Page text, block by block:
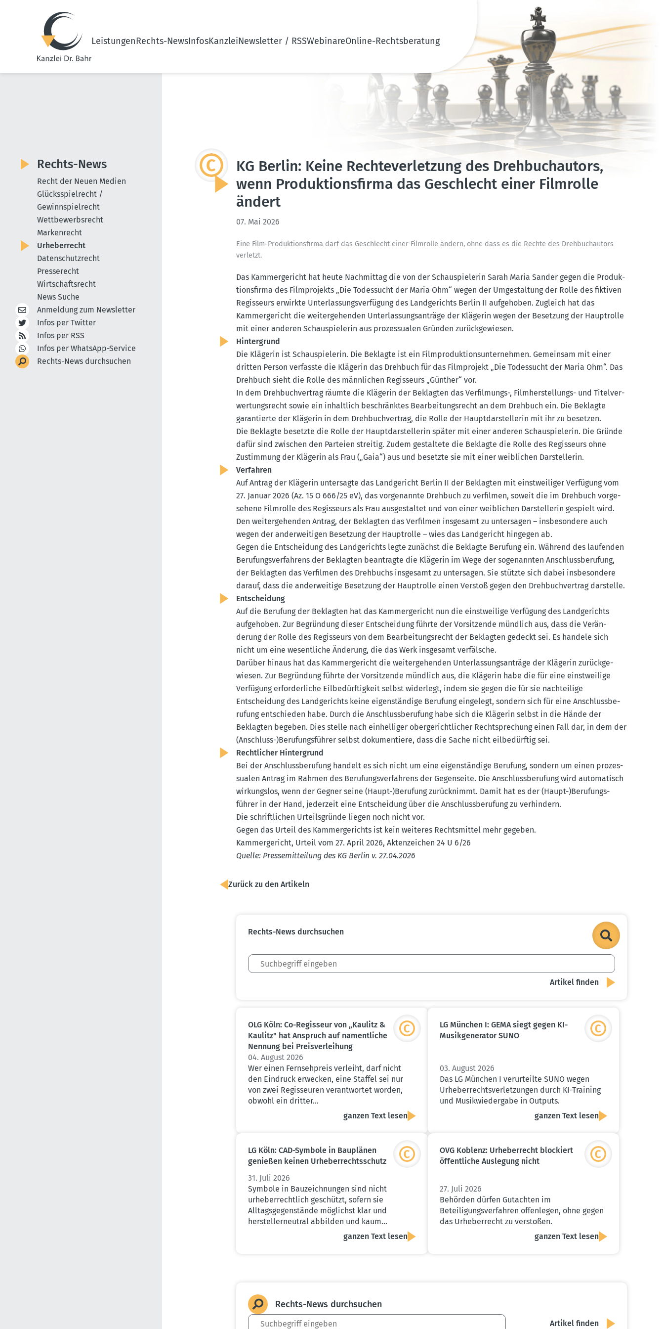
LeistungenRechts-NewsInfosKanzleiNewsletter / RSSWebinareOnline-Rechtsberatung
KG Berlin: Keine Rechte­ver­letzung des Drehbuch­autors,
wenn Produk­ti­ons­firma das Geschlecht einer Filmrolle
ändert
07. Mai 2026
Eine Film-Produk­ti­ons­firma darf das Geschlecht einer Filmrolle ändern, ohne dass es die Rechte des Drehbuch­autors
verletzt.
Das Kammer­ge­richt hat heute Nachmittag die von der Schau­spie­lerin Sarah Maria Sander gegen die Produk­
ti­ons­firma des Filmpro­jekts „Die Todes­sucht der Maria Ohm“ wegen der Umgestaltung der Rolle des fiktiven
Regis­seurs erwirkte Unter­las­sungs­ver­fügung des Landge­richts Berlin II aufge­hoben. Zugleich hat das
Kammer­ge­richt die weiter­ge­henden Unter­las­sungs­an­träge der Klägerin wegen der Besetzung der Haupt­rolle
mit einer anderen Schau­spie­lerin aus prozes­sualen Gründen zurück­ge­wiesen.
Hinter­grund
Die Klägerin ist Schau­spie­lerin. Die Beklagte ist ein Filmpro­duk­ti­ons­un­ter­nehmen. Gemeinsam mit einer
dritten Person verfasste die Klägerin das Drehbuch für das Filmprojekt „Die Todes­sucht der Maria Ohm“. Das
Drehbuch sieht die Rolle des männlichen Regis­seurs „Günther“ vor.
In dem Drehbuch­vertrag räumte die Klägerin der Beklagten das Verfil­mungs-, Filmher­stel­lungs- und Titel­ver­
wer­tungs­recht sowie ein inhaltlich beschränktes Bearbei­tungs­recht an dem Drehbuch ein. Die Beklagte
garan­tierte der Klägerin in dem Drehbuch­vertrag, die Rolle der Haupt­dar­stel­lerin mit ihr zu besetzen.
Die Beklagte besetzte die Rolle der Haupt­dar­stel­lerin später mit einer anderen Schau­spie­lerin. Die Gründe
dafür sind zwischen den Parteien streitig. Zudem gestaltete die Beklagte die Rolle des Regis­seurs ohne
Zustimmung der Klägerin als Frau („Gaia“) aus und besetzte sie mit einer weiblichen Darstel­lerin.
Verfahren
Auf Antrag der Klägerin unter­sagte das Landge­richt Berlin II der Beklagten mit einst­wei­liger Verfügung vom
27. Januar 2026 (Az. 15 O 666/25 eV), das vorge­nannte Drehbuch zu verfilmen, soweit die im Drehbuch vorge­
sehene Filmrolle des Regis­seurs als Frau ausge­staltet und von einer weiblichen Darstel­lerin gespielt wird.
Den weiter­ge­henden Antrag, der Beklagten das Verfilmen insgesamt zu unter­sagen – insbe­sondere auch
wegen der ander­wei­tigen Besetzung der Haupt­rolle – wies das Landge­richt hingegen ab.
Gegen die Entscheidung des Landge­richts legte zunächst die Beklagte Berufung ein. Während des laufenden
Berufungs­ver­fahrens der Beklagten beantragte die Klägerin im Wege der sogenannten Anschluss­be­rufung,
der Beklagten das Verfilmen des Drehbuchs insgesamt zu unter­sagen. Sie stützte sich dabei insbe­sondere
darauf, dass die ander­weitige Besetzung der Haupt­rolle einen Verstoß gegen den Drehbuch­vertrag darstelle.
Entscheidung
Auf die Berufung der Beklagten hat das Kammer­ge­richt nun die einst­weilige Verfügung des Landge­richts
aufge­hoben. Zur Begründung dieser Entscheidung führte der Vorsit­zende mündlich aus, dass die Verän­
derung der Rolle des Regis­seurs von dem Bearbei­tungs­recht der Beklagten gedeckt sei. Es handele sich
nicht um eine wesent­liche Änderung, die das Werk insgesamt verfälsche.
Darüber hinaus hat das Kammer­ge­richt die weiter­ge­henden Unter­las­sungs­an­träge der Klägerin zurück­ge­
wiesen. Zur Begründung führte der Vorsit­zende mündlich aus, die Klägerin habe die für eine einst­weilige
Verfügung erfor­der­liche Eilbe­dürf­tigkeit selbst widerlegt, indem sie gegen die für sie nachteilige
Entscheidung des Landge­richts keine eigen­ständige Berufung eingelegt, sondern sich für eine Anschluss­be­
rufung entschieden habe. Durch die Anschluss­be­rufung habe sich die Klägerin selbst in die Hände der
Beklagten begeben. Dies stelle nach einhel­liger oberge­richt­licher Recht­spre­chung einen Fall dar, in dem der
(Anschluss-)Berufungs­führer selbst dokumen­tiere, dass die Sache nicht eilbe­dürftig sei.
Recht­licher Hinter­grund
Bei der Anschluss­be­rufung handelt es sich nicht um eine eigen­ständige Berufung, sondern um einen prozes­
sualen Antrag im Rahmen des Berufungs­ver­fahrens der Gegen­seite. Die Anschluss­be­rufung wird automa­tisch
wirkungslos, wenn der Gegner seine (Haupt-)Berufung zurück­nimmt. Damit hat es der (Haupt-)Berufungs­
führer in der Hand, jederzeit eine Entscheidung über die Anschluss­be­rufung zu verhindern.
Die schrift­lichen Urteils­gründe liegen noch nicht vor.
Gegen das Urteil des Kammer­ge­richts ist kein weiteres Rechts­mittel mehr gegeben.
Kammer­ge­richt, Urteil vom 27. April 2026, Akten­zeichen 24 U 6/26
Quelle: Presse­mit­teilung des KG Berlin v. 27.04.2026
Zurück zu den Artikeln
Rechts-News durch­suchen
OLG Köln: Co-Regisseur von „Kaulitz &
Kaulitz" hat Anspruch auf nament­liche
Nennung bei Preis­ver­leihung
04. August 2026
Wer einen Fernsehpreis verleiht, darf nicht
den Eindruck erwecken, eine Staffel sei nur
von zwei Regisseuren verantwortet worden,
obwohl ein dritter…
ganzen Text lesen
LG München I: GEMA siegt gegen KI-
Musik­ge­ne­rator SUNO
03. August 2026
Das LG München I verurteilte SUNO wegen
Urheberrechtsverletzungen durch KI-Training
und Musikwiedergabe in Outputs.
ganzen Text lesen
LG Köln: CAD-Symbole in Bauplänen
genießen keinen Urheber­rechts­schutz
31. Juli 2026
Symbole in Bauzeichnungen sind nicht
urheberrechtlich geschützt, sofern sie
Alltagsgegenstände möglichst klar und
herstellerneutral abbilden und kaum…
ganzen Text lesen
OVG Koblenz: Urheber­recht blockiert
öffent­liche Auslegung nicht
27. Juli 2026
Behörden dürfen Gutachten im
Beteiligungsverfahren offenlegen, ohne gegen
das Urheberrecht zu verstoßen.
ganzen Text lesen
Rechts-News durch­suchen
Rechts-News
Recht der Neuen Medien
Glücksspielrecht /
Gewinnspielrecht
Wettbewerbsrecht
Markenrecht
Urheberrecht
Datenschutzrecht
Presserecht
Wirtschaftsrecht
News Suche
Anmeldung zum Newsletter
Infos per Twitter
Infos per RSS
Infos per WhatsApp-Service
Rechts-News durchsuchen